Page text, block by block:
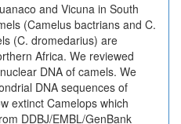
and Vicuna in South
(Camelus bactrians and C.
(C. dromedarius) are
Africa. We reviewed
DNA of camels. We
DNA sequences of
extinct Camelops which
DDBJ/EMBL/GenBank